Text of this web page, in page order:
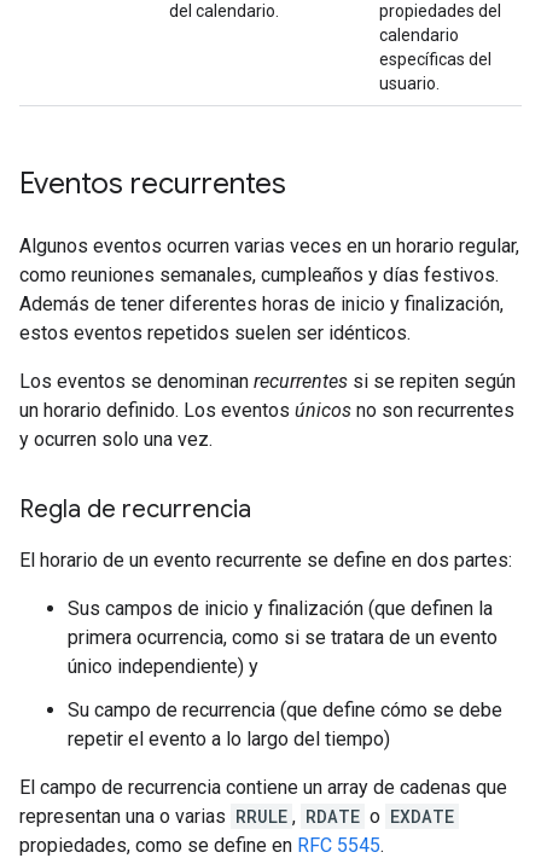
del calendario.
propiedades del
calendario
específicas del
usuario.
Eventos recurrentes
Algunos eventos ocurren varias veces en un horario regular,
como reuniones semanales, cumpleaños y días festivos.
Además de tener diferentes horas de inicio y finalización,
estos eventos repetidos suelen ser idénticos.
Los eventos se denominan recurrentes si se repiten según
un horario definido. Los eventos únicos no son recurrentes
y ocurren solo una vez.
Regla de recurrencia
El horario de un evento recurrente se define en dos partes:
Sus campos de inicio y finalización (que definen la
primera ocurrencia, como si se tratara de un evento
único independiente) y
Su campo de recurrencia (que define cómo se debe
repetir el evento a lo largo del tiempo)
El campo de recurrencia contiene un array de cadenas que
representan una o varias RRULE , RDATE o EXDATE
propiedades, como se define en RFC 5545.